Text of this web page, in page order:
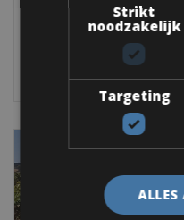
Strikt
noodzakelijk
Targeting
ALLES